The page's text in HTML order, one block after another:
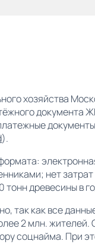
хозяйства
документа
).
нет
тонн древесины в
так как все
2 млн.
соцнайма. При